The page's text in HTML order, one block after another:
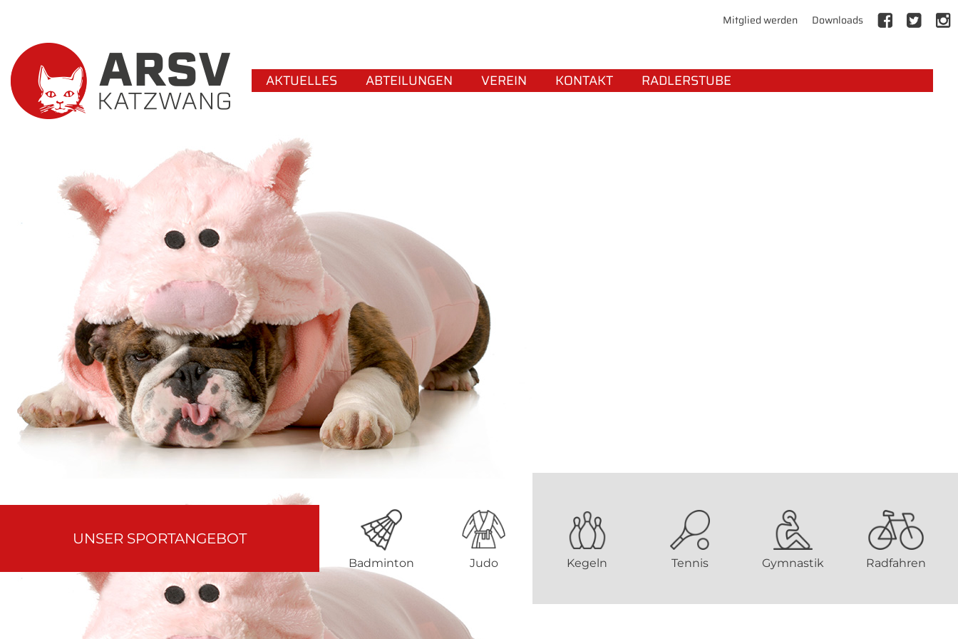
Mitglied werden Downloads
AKTUELLES ABTEILUNGEN VEREIN KONTAKT RADLERSTUBE
UNSER SPORTANGEBOT
Badminton Judo Kegeln Tennis Gymnastik Radfahren